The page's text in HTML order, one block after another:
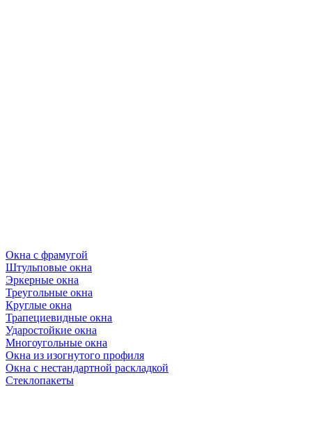
Окна с фрамугой
Штульповые окна
Эркерные окна
Треугольные окна
Круглые окна
Трапециевидные окна
Ударостойкие окна
Многоугольные окна
Окна из изогнутого профиля
Окна с нестандартной раскладкой
Стеклопакеты